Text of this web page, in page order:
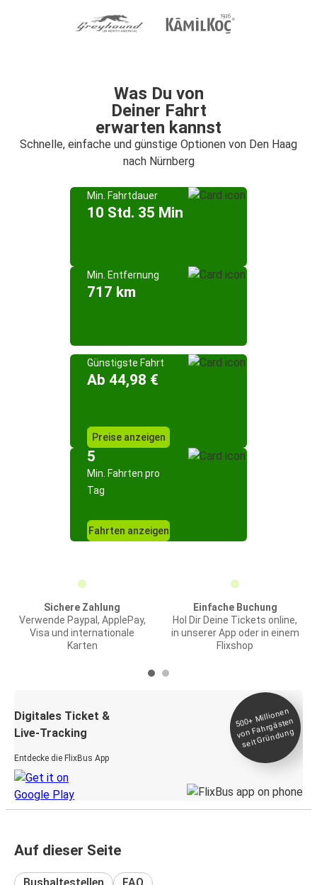
Was Du von
Deiner Fahrt
erwarten kannst
Schnelle, einfache und günstige Optionen von Den Haag
nach Nürnberg
Min. Fahrtdauer
10 Std. 35 Min
Min. Entfernung
717 km
Günstigste Fahrt
Ab 44,98 €
Preise anzeigen
5
Min. Fahrten pro
Tag
Fahrten anzeigen
Sichere Zahlung
Verwende Paypal, ApplePay,
Visa und internationale
Karten
Einfache Buchung
Hol Dir Deine Tickets online,
in unserer App oder in einem
Flixshop
Digitales Ticket &
Live-Tracking
Entdecke die FlixBus App
500+
Millionen
von Fahrgästen
seit
Gründung
Auf dieser Seite